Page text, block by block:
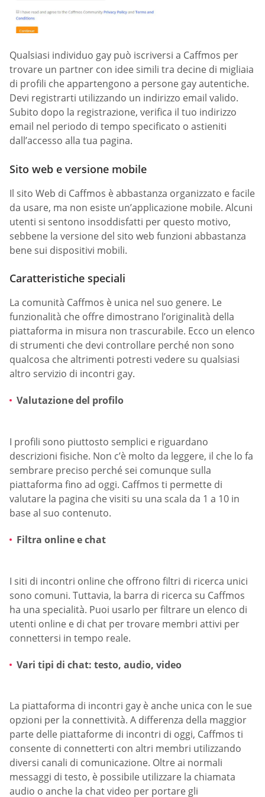
Qualsiasi individuo gay può iscriversi a Caffmos per
trovare un partner con idee simili tra decine di migliaia
di profili che appartengono a persone gay autentiche.
Devi registrarti utilizzando un indirizzo email valido.
Subito dopo la registrazione, verifica il tuo indirizzo
email nel periodo di tempo specificato o astieniti
dall’accesso alla tua pagina.
Sito web e versione mobile
Il sito Web di Caffmos è abbastanza organizzato e facile
da usare, ma non esiste un’applicazione mobile. Alcuni
utenti si sentono insoddisfatti per questo motivo,
sebbene la versione del sito web funzioni abbastanza
bene sui dispositivi mobili.
Caratteristiche speciali
La comunità Caffmos è unica nel suo genere. Le
funzionalità che offre dimostrano l’originalità della
piattaforma in misura non trascurabile. Ecco un elenco
di strumenti che devi controllare perché non sono
qualcosa che altrimenti potresti vedere su qualsiasi
altro servizio di incontri gay.
Valutazione del profilo
I profili sono piuttosto semplici e riguardano
descrizioni fisiche. Non c’è molto da leggere, il che lo fa
sembrare preciso perché sei comunque sulla
piattaforma fino ad oggi. Caffmos ti permette di
valutare la pagina che visiti su una scala da 1 a 10 in
base al suo contenuto.
Filtra online e chat
I siti di incontri online che offrono filtri di ricerca unici
sono comuni. Tuttavia, la barra di ricerca su Caffmos
ha una specialità. Puoi usarlo per filtrare un elenco di
utenti online e di chat per trovare membri attivi per
connettersi in tempo reale.
Vari tipi di chat: testo, audio, video
La piattaforma di incontri gay è anche unica con le sue
opzioni per la connettività. A differenza della maggior
parte delle piattaforme di incontri di oggi, Caffmos ti
consente di connetterti con altri membri utilizzando
diversi canali di comunicazione. Oltre ai normali
messaggi di testo, è possibile utilizzare la chiamata
audio o anche la chat video per portare gli